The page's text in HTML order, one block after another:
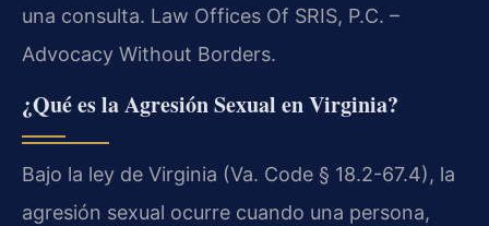
una consulta. Law Offices Of SRIS, P.C. –
Advocacy Without Borders.
¿Qué es la Agresión Sexual en Virginia?
Bajo la ley de Virginia (Va. Code § 18.2-67.4), la
agresión sexual ocurre cuando una persona,